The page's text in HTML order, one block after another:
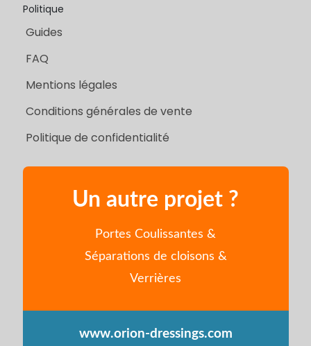
Politique
Guides
FAQ
Mentions légales
Conditions générales de vente
Politique de confidentialité
Un autre projet ?
Portes Coulissantes &
Séparations de cloisons &
Verrières
www.orion-dressings.com